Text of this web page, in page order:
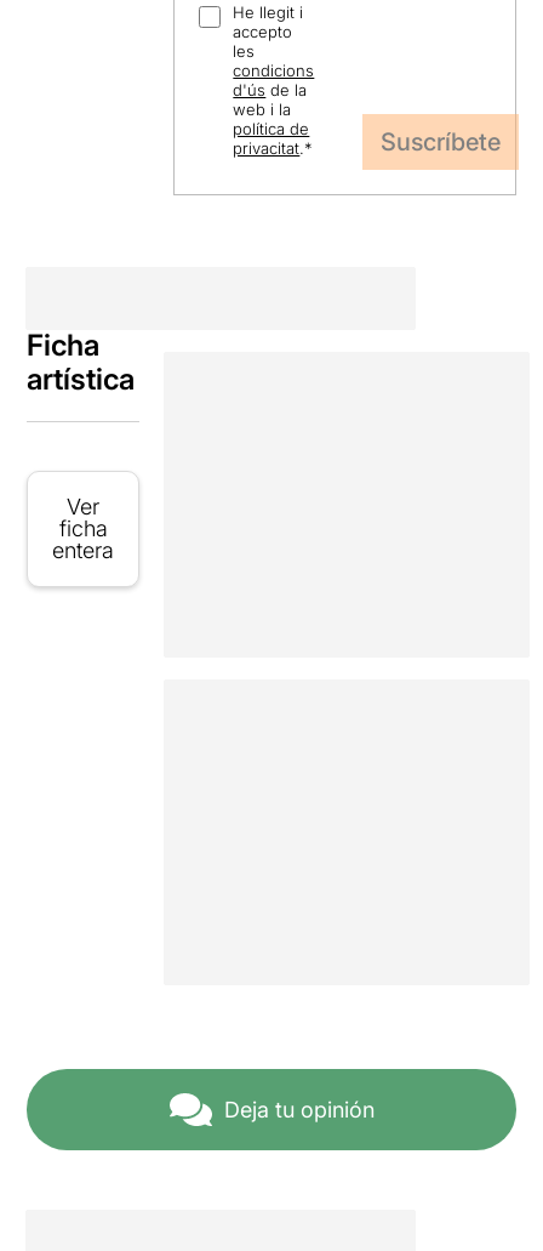
He llegit i
accepto
les
condicions
d'ús de la
web i la
política de
privacitat.*
Ficha
artística
Ver
ficha
entera
Deja tu opinión